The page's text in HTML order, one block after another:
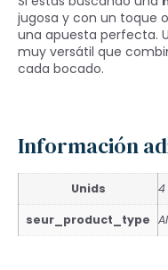
jugosa y con un toque
una apuesta perfecta.
muy versátil que
cada bocado.
Información
Unids 4
seur_product_type